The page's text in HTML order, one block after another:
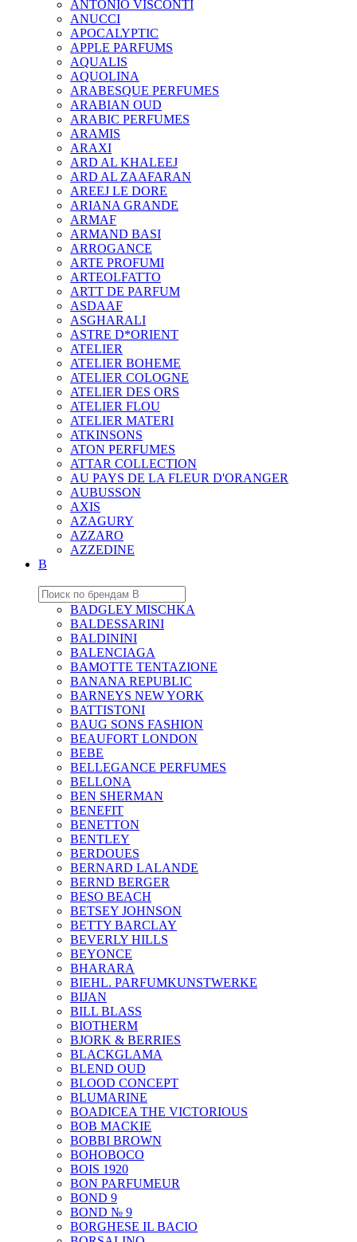
ANTONIO VISCONTI
ANUCCI
APOCALYPTIC
APPLE PARFUMS
AQUALIS
AQUOLINA
ARABESQUE PERFUMES
ARABIAN OUD
ARABIC PERFUMES
ARAMIS
ARAXI
ARD AL KHALEEJ
ARD AL ZAAFARAN
AREEJ LE DORE
ARIANA GRANDE
ARMAF
ARMAND BASI
ARROGANCE
ARTE PROFUMI
ARTEOLFATTO
ARTT DE PARFUM
ASDAAF
ASGHARALI
ASTRE D*ORIENT
ATELIER
ATELIER BOHEME
ATELIER COLOGNE
ATELIER DES ORS
ATELIER FLOU
ATELIER MATERI
ATKINSONS
ATON PERFUMES
ATTAR COLLECTION
AU PAYS DE LA FLEUR D'ORANGER
AUBUSSON
AXIS
AZAGURY
AZZARO
AZZEDINE
B
BADGLEY MISCHKA
BALDESSARINI
BALDININI
BALENCIAGA
BAMOTTE TENTAZIONE
BANANA REPUBLIC
BARNEYS NEW YORK
BATTISTONI
BAUG SONS FASHION
BEAUFORT LONDON
BEBE
BELLEGANCE PERFUMES
BELLONA
BEN SHERMAN
BENEFIT
BENETTON
BENTLEY
BERDOUES
BERNARD LALANDE
BERND BERGER
BESO BEACH
BETSEY JOHNSON
BETTY BARCLAY
BEVERLY HILLS
BEYONCE
BHARARA
BIEHL. PARFUMKUNSTWERKE
BIJAN
BILL BLASS
BIOTHERM
BJORK & BERRIES
BLACKGLAMA
BLEND OUD
BLOOD CONCEPT
BLUMARINE
BOADICEA THE VICTORIOUS
BOB MACKIE
BOBBI BROWN
BOHOBOCO
BOIS 1920
BON PARFUMEUR
BOND 9
BOND № 9
BORGHESE IL BACIO